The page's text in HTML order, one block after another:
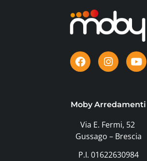
Moby Arredamenti
Via E. Fermi, 52
Gussago – Brescia
P.I. 01622630984